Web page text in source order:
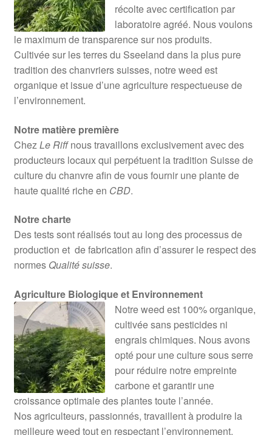
récolte avec certification par
laboratoire agréé. Nous voulons
le maximum de transparence sur nos produits.
Cultivée sur les terres du Sseeland dans la plus pure
tradition des chanvriers suisses, notre weed est
organique et issue d’une agriculture respectueuse de
l’environnement.
Notre matière première
ChezLe Riffnous travaillons exclusivement avec des
producteurs locaux qui perpétuent la tradition Suisse de
culture du chanvre afin de vous fournir une plante de
haute qualité riche en CBD.
Notre charte
Des tests sont réalisés tout au long des processus de
production et de fabrication afin d’assurer le respect des
normes Qualité suisse.
Agriculture Biologique et Environnement
Notre weed est 100% organique,
cultivée sans pesticides ni
engrais chimiques. Nous avons
opté pour une culture sous serre
pour réduire notre empreinte
carbone et garantir une
croissance optimale des plantes toute l’année.
Nos agriculteurs, passionnés, travaillent à produire la
meilleure weed tout en respectant l’environnement.